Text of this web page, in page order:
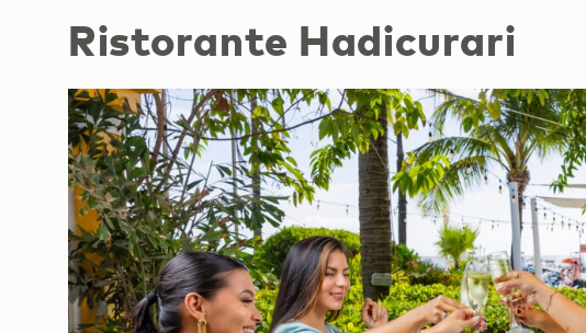
Ristorante Hadicurari